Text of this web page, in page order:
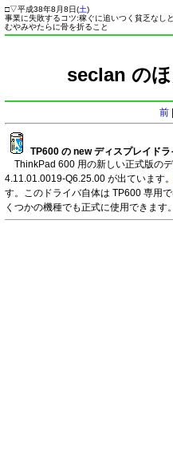
□▽平成38年8月8日(土)
事業に失敗するコツ:稼ぐに追いつく貧乏なしと
むやみやたらに骨を折ること
seclan の
前|
TP600 の new ディスプレイドラ
ThinkPad 600 用の新しい正式版の
4.11.01.0019-Q6.25.00 が出ています。
す。このドライバ自体は TP600 専用
くつかの機種でも正式に使用できます。